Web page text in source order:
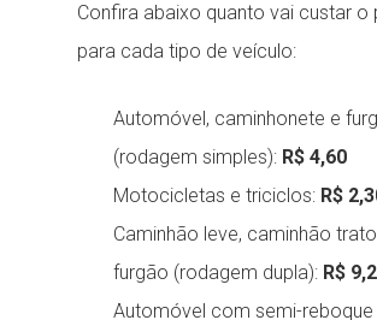
Confira abaixo quanto vai custar o
para cada tipo de veículo:
Automóvel, caminhonete e
(rodagem simples): R$ 4,60
Motocicletas e triciclos: R$
Caminhão leve, caminhão
furgão (rodagem dupla): R$
Automóvel com semi-reboque